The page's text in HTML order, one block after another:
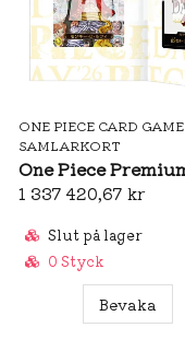
ONE PIECE CARD GAME
SAMLARKORT
1 337 420,67 kr
Slut på lager
0 Styck
Bevaka